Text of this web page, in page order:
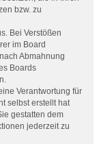
bzw. zu
Bei Verstößen
im Board
Abmahnung
Boards
Verantwortung für
selbst erstellt hat
gestatten dem
jederzeit zu